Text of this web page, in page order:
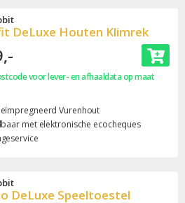
DeLuxe Houten Klimrek
voor lever- en afhaaldata op maat
Vurenhout
met elektronische ecocheques
DeLuxe Speeltoestel